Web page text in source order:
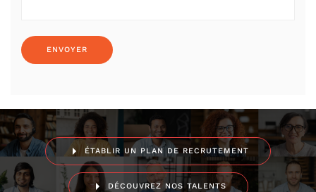
ÉTABLIR UN PLAN DE RECRUTEMENT
DÉCOUVREZ NOS TALENTS